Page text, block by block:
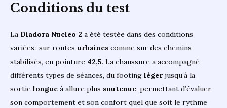
Conditions du test
La Diadora Nucleo 2 a été testée dans des conditions
variées : sur routes urbaines comme sur des chemins
stabilisés, en pointure 42,5. La chaussure a accompagné
différents types de séances, du footing légerjusqu’à la
sortie longue à allure plus soutenue, permettant d’évaluer
son comportement et son confort quel que soit le rythme